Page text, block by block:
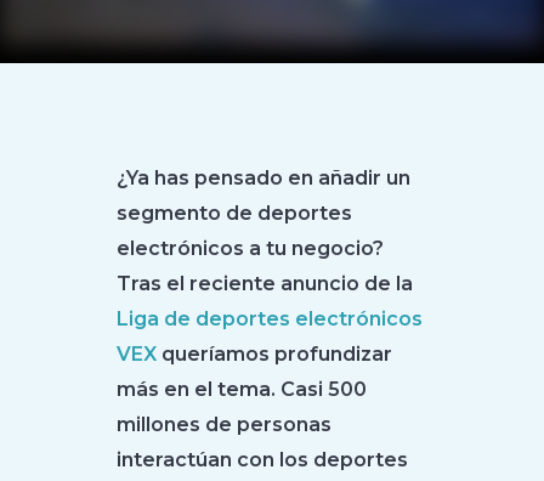
¿Ya has pensado en añadir un
segmento de deportes
electrónicos a tu negocio?
Tras el reciente anuncio de la
Liga de deportes electrónicos
VEX queríamos profundizar
más en el tema. Casi 500
millones de personas
interactúan con los deportes